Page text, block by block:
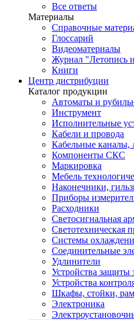
Все ответы
Материалы
Справочные
Глоссарий
Видеоматериалы
Журнал "Летопись
Книги
Центр дистрибуции
Каталог продукции
Автоматы и
Инструмент
Исполнительные
Кабели и провода
Кабельные каналы,
Компоненты СКС
Маркировка
Мебель
Наконечники,
Приборы
Расходники
Светосигнальная
Светотехническая
Системы
Соединительные
Удлинители
Устройства защиты
Устройства
Шкафы, стойки,
Электроника